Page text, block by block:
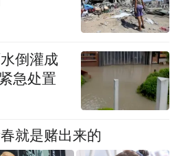
兰肯斯坦》，观影结束
意见领袖将与观众进行映
日，英国-湖北影视高等
坛以及英国经典电影展映
学院举办，届时英国高校
高等教育职业培训的前沿
倒灌成
急处置
就是赌出来的